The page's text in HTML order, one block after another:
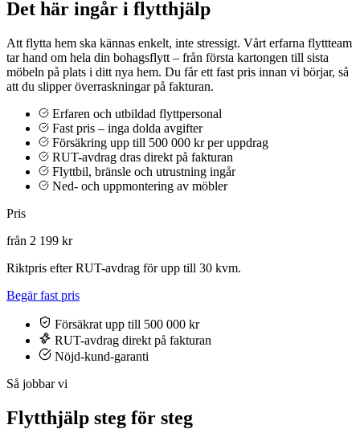
Det här ingår i flytthjälp
Att flytta hem ska kännas enkelt, inte stressigt. Vårt erfarna flyttteam
tar hand om hela din bohagsflytt – från första kartongen till sista
möbeln på plats i ditt nya hem. Du får ett fast pris innan vi börjar, så
att du slipper överraskningar på fakturan.
Erfaren och utbildad flyttpersonal
Fast pris – inga dolda avgifter
Försäkring upp till 500 000 kr per uppdrag
RUT-avdrag dras direkt på fakturan
Flyttbil, bränsle och utrustning ingår
Ned- och uppmontering av möbler
Pris
från 2 199 kr
Riktpris efter RUT-avdrag för upp till 30 kvm.
Begär fast pris
Försäkrat upp till 500 000 kr
RUT-avdrag direkt på fakturan
Nöjd-kund-garanti
Så jobbar vi
Flytthjälp steg för steg